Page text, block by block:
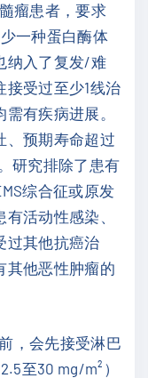
瘤患者，要求
一种蛋白酶体
纳入了复发/难
接受过至少1线治
有疾病进展。
、预期寿命超过
研究排除了患有
综合征或原发
活动性感染、
过其他抗癌治
其他恶性肿瘤的
，会先接受淋巴
至30 mg/m²）